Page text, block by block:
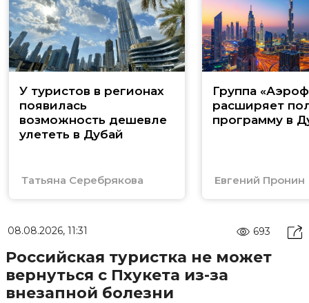
У туристов в регионах
появилась
возможность дешевле
улететь в Дубай
Татьяна Серебрякова
Группа
расширяет
программу в
Евгений Пронин
08.08.2026, 11:31 693
Российская туристка не может
вернуться с Пхукета из-за
внезапной болезни